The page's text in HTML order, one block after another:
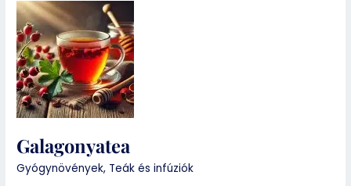
Galagonyatea
Gyógynövények, Teák és infúziók
Galagonyatea